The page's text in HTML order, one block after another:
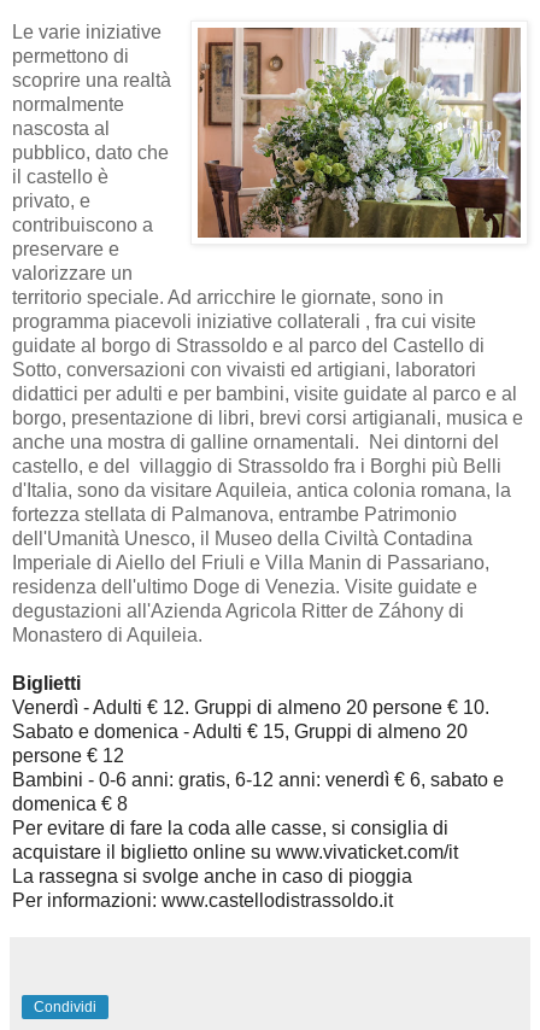
Le varie iniziative
permettono di
scoprire una realtà
normalmente
nascosta al
pubblico, dato che
il castello è
privato, e
contribuiscono a
preservare e
valorizzare un
territorio speciale. Ad arricchire le giornate, sono in
programma piacevoli iniziative collaterali , fra cui visite
guidate al borgo di Strassoldo e al parco del Castello di
Sotto, conversazioni con vivaisti ed artigiani, laboratori
didattici per adulti e per bambini, visite guidate al parco e al
borgo, presentazione di libri, brevi corsi artigianali, musica e
anche una mostra di galline ornamentali. Nei dintorni del
castello, e del villaggio di Strassoldo fra i Borghi più Belli
d'Italia, sono da visitare Aquileia, antica colonia romana, la
fortezza stellata di Palmanova, entrambe Patrimonio
dell'Umanità Unesco, il Museo della Civiltà Contadina
Imperiale di Aiello del Friuli e Villa Manin di Passariano,
residenza dell'ultimo Doge di Venezia. Visite guidate e
degustazioni all'Azienda Agricola Ritter de Záhony di
Monastero di Aquileia.
Biglietti
Venerdì - Adulti € 12. Gruppi di almeno 20 persone € 10.
Sabato e domenica - Adulti € 15, Gruppi di almeno 20
persone € 12
Bambini - 0-6 anni: gratis, 6-12 anni: venerdì € 6, sabato e
domenica € 8
Per evitare di fare la coda alle casse, si consiglia di
acquistare il biglietto online su www.vivaticket.com/it
La rassegna si svolge anche in caso di pioggia
Per informazioni: www.castellodistrassoldo.it
Condividi